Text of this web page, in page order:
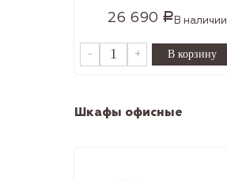
26 690 РВ наличии
- +
Шкафы офисные